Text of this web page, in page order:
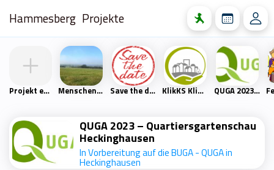
Hammesberg Projekte
Projekt erstellen Menschen- und Naturfreunde Scharpenacken Save the date KlikKS Klimaschutzprojekt QUGA 2023 – Quartiersgartenschau Heckinghausen
QUGA 2023 – Quartiersgartenschau
Heckinghausen
In Vorbereitung auf die BUGA - QUGA in
Heckinghausen